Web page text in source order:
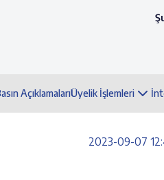
AçıklamalarıÜyelik İşlemleri
2023-09-07